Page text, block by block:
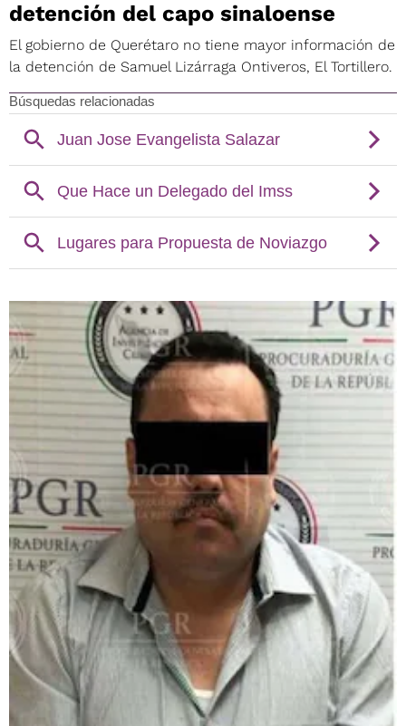
detención del capo sinaloense
El gobierno de Querétaro no tiene mayor información de
la detención de Samuel Lizárraga Ontiveros, El Tortillero.